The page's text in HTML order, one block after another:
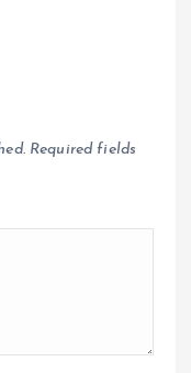
Required fields